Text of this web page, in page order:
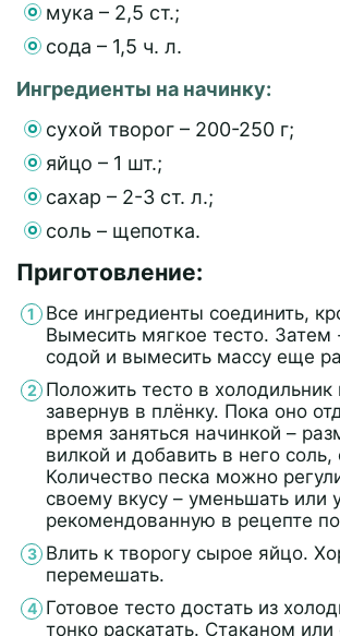
мука – 2,5 ст.;
сода – 1,5 ч. л.
Ингредиенты на начинку:
сухой творог – 200-250 г;
яйцо – 1 шт.;
сахар – 2-3 ст. л.;
соль – щепотка.
Приготовление:
Все ингредиенты соединить,
Вымесить мягкое тесто. Затем
содой и вымесить массу еще
Положить тесто в холодильник
завернув в плёнку. Пока оно
время заняться начинкой –
вилкой и добавить в него соль,
Количество песка можно
своему вкусу – уменьшать или
рекомендованную в рецепте
Влить к творогу сырое яйцо.
перемешать.
Готовое тесто достать из
тонко раскатать. Стаканом